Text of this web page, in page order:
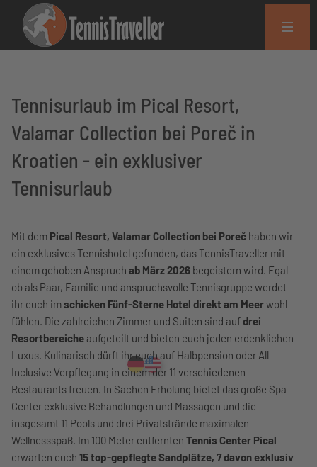
Tennisurlaub im Pical Resort,
Valamar Collection bei Poreč in
Kroatien - ein exklusiver
Tennisurlaub
Mit dem Pical Resort, Valamar Collection bei Poreč haben wir
ein exklusives Tennishotel gefunden, das TennisTraveller mit
einem gehoben Anspruch ab März 2026 begeistern wird. Egal
ob als Paar, Familie und anspruchsvolle Tennisgruppe werdet
ihr euch imschicken Fünf-Sterne Hotel direkt am Meerwohl
fühlen. Die zahlreichen Zimmer und Suiten sind aufdrei
Resortbereiche aufgeteilt und bieten euch jeden erdenklichen
Luxus. Kulinarisch dürft ihr euch auf Halbpension oder All
Inclusive Verpflegung in einem der 11 verschiedenen
Restaurants freuen. In Sachen Erholung bietet das große Spa-
Center exklusive Behandlungen und Massagen und die
insgesamt 11 Pools und drei Privatstrände maximalen
Wellnessspaß. Im 100 Meter entfernten Tennis Center Pical
erwarten euch 15 top-gepflegte Sandplätze, 7 davon exklusiv